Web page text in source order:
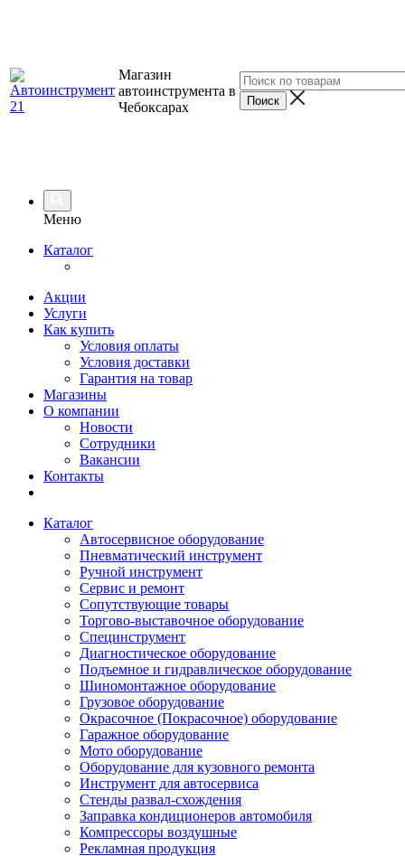
Магазин
автоинструмента в
Чебоксарах
Меню
Каталог
Акции
Услуги
Как купить
Условия оплаты
Условия доставки
Гарантия на товар
Магазины
О компании
Новости
Сотрудники
Вакансии
Контакты
Каталог
Автосервисное оборудование
Пневматический инструмент
Ручной инструмент
Сервис и ремонт
Сопутствующие товары
Торгово-выставочное оборудование
Специнструмент
Диагностическое оборудование
Подъемное и гидравлическое оборудование
Шиномонтажное оборудование
Грузовое оборудование
Окрасочное (Покрасочное) оборудование
Гаражное оборудование
Мото оборудование
Оборудование для кузовного ремонта
Инструмент для автосервиса
Стенды развал-схождения
Заправка кондиционеров автомобиля
Компрессоры воздушные
Рекламная продукция